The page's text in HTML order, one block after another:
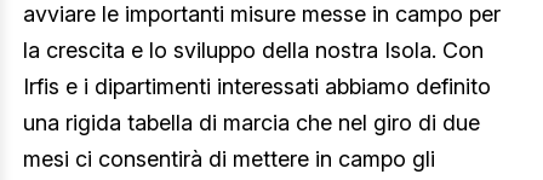
avviare le importanti misure messe in campo per
la crescita e lo sviluppo della nostra Isola. Con
Irfis e i dipartimenti interessati abbiamo definito
una rigida tabella di marcia che nel giro di due
mesi ci consentirà di mettere in campo gli